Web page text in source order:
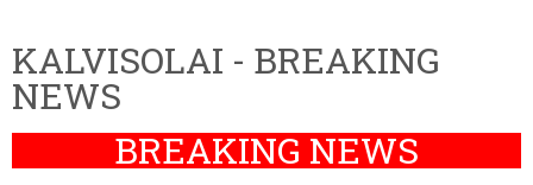
KALVISOLAI - BREAKING
NEWS
BREAKING NEWS